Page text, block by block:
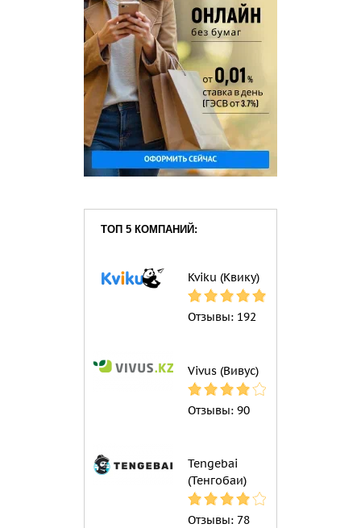
ТОП 5 КОМПАНИЙ:
Kviku (Квику)
Отзывы: 192
Vivus (Вивус)
Отзывы: 90
Tengebai
(Тенгобаи)
Отзывы: 78